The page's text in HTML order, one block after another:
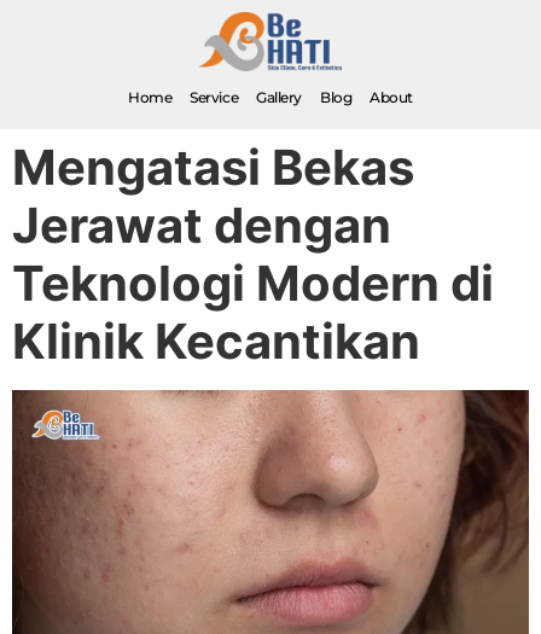
Home Service Gallery Blog About
Mengatasi Bekas
Jerawat dengan
Teknologi Modern di
Klinik Kecantikan